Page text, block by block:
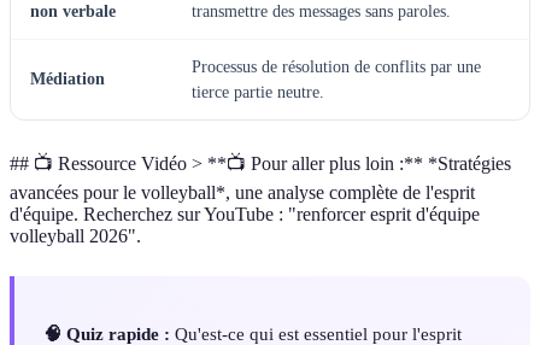
non verbale
transmettre des messages sans paroles.
Médiation
Processus de résolution de conflits par une
tierce partie neutre.
## 📺 Ressource Vidéo > **📺 Pour aller plus loin :** *Stratégies
avancées pour le volleyball*, une analyse complète de l'esprit
d'équipe. Recherchez sur YouTube : "renforcer esprit d'équipe
volleyball 2026".
🧠 Quiz rapide : Qu'est-ce qui est essentiel pour l'esprit